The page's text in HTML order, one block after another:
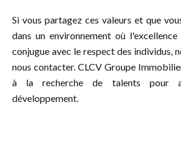
Si vous partagez ces valeurs et que
dans un environnement où
conjugue avec le respect des individus,
nous contacter. CLCV Groupe
à la recherche de talents pour
développement.